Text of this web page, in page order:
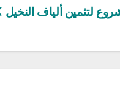
لتثمين ألياف النخيل